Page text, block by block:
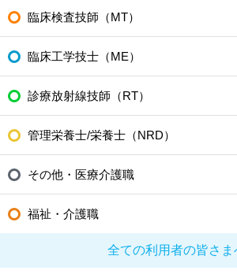
臨床検査技師（MT）
臨床工学技士（ME）
診療放射線技師（RT）
管理栄養士/栄養士（NRD）
その他・医療介護職
福祉・介護職
全ての利用者の皆さま